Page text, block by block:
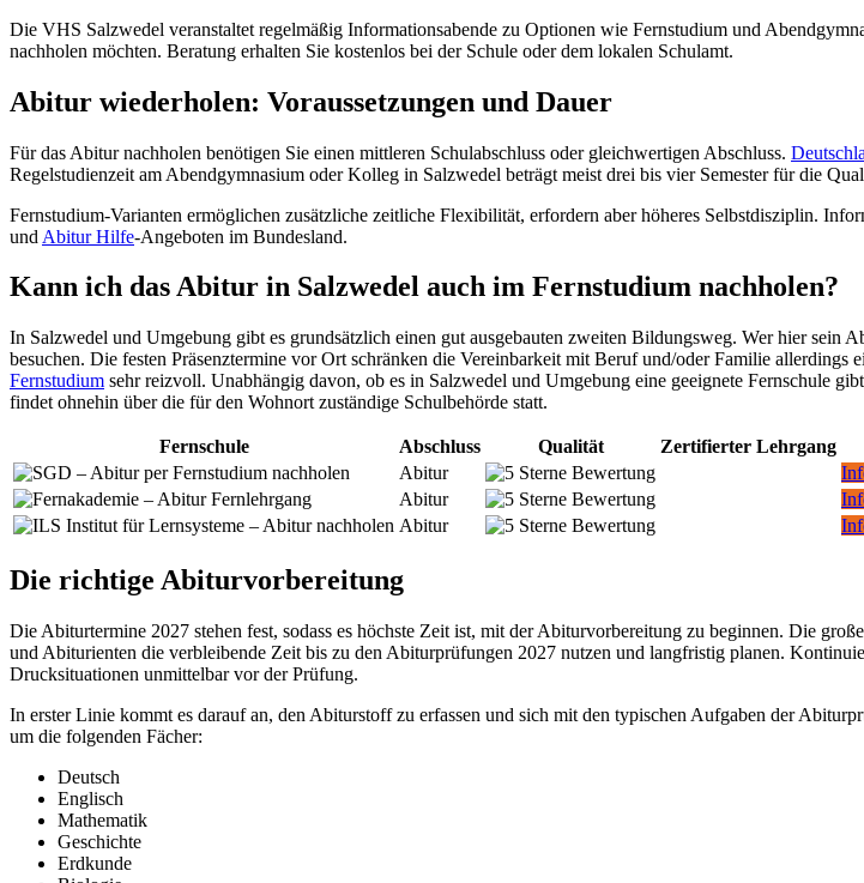
Die VHS Salzwedel veranstaltet regelmäßig Informationsabende zu Optionen wie Fernstudium und
nachholen möchten. Beratung erhalten Sie kostenlos bei der Schule oder dem lokalen Schulamt.
Abitur wiederholen: Voraussetzungen und Dauer
Für das Abitur nachholen benötigen Sie einen mittleren Schulabschluss oder gleichwertigen Abschluss.
Regelstudienzeit am Abendgymnasium oder Kolleg in Salzwedel beträgt meist drei bis vier Semester für die
Fernstudium-Varianten ermöglichen zusätzliche zeitliche Flexibilität, erfordern aber höheres Selbstdisziplin.
und Abitur Hilfe-Angeboten im Bundesland.
Kann ich das Abitur in Salzwedel auch im Fernstudium nachholen?
In Salzwedel und Umgebung gibt es grundsätzlich einen gut ausgebauten zweiten Bildungsweg. Wer hier
besuchen. Die festen Präsenztermine vor Ort schränken die Vereinbarkeit mit Beruf und/oder Familie allerdings
Fernstudium sehr reizvoll. Unabhängig davon, ob es in Salzwedel und Umgebung eine geeignete Fernschule
findet ohnehin über die für den Wohnort zuständige Schulbehörde statt.
Fernschule Abschluss Qualität Zertifierter Lehrgang
Abitur
Abitur
Abitur
Die richtige Abiturvorbereitung
Die Abiturtermine 2027 stehen fest, sodass es höchste Zeit ist, mit der Abiturvorbereitung zu beginnen. Die
und Abiturienten die verbleibende Zeit bis zu den Abiturprüfungen 2027 nutzen und langfristig planen.
Drucksituationen unmittelbar vor der Prüfung.
In erster Linie kommt es darauf an, den Abiturstoff zu erfassen und sich mit den typischen Aufgaben der
um die folgenden Fächer:
Deutsch
Englisch
Mathematik
Geschichte
Erdkunde